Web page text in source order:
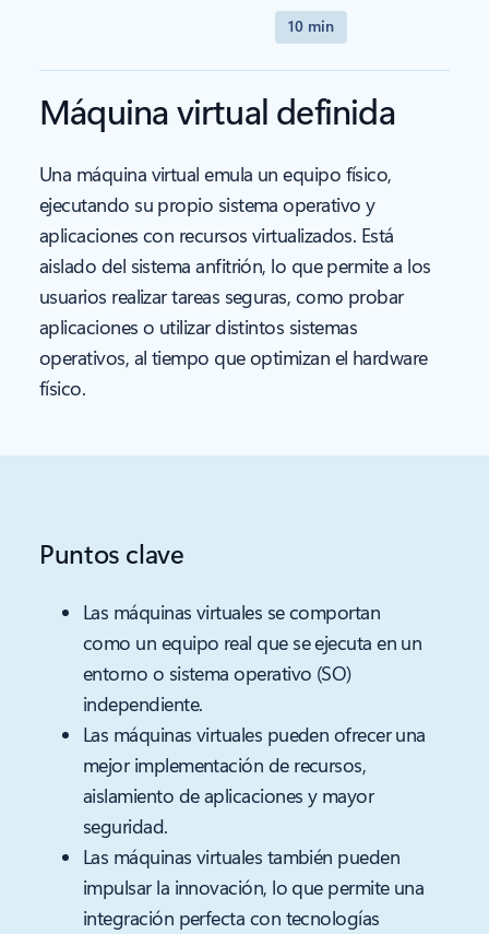
10 min
Máquina virtual definida
Una máquina virtual emula un equipo físico,
ejecutando su propio sistema operativo y
aplicaciones con recursos virtualizados. Está
aislado del sistema anfitrión, lo que permite a los
usuarios realizar tareas seguras, como probar
aplicaciones o utilizar distintos sistemas
operativos, al tiempo que optimizan el hardware
físico.
Puntos clave
Las máquinas virtuales se comportan
como un equipo real que se ejecuta en un
entorno o sistema operativo (SO)
independiente.
Las máquinas virtuales pueden ofrecer una
mejor implementación de recursos,
aislamiento de aplicaciones y mayor
seguridad.
Las máquinas virtuales también pueden
impulsar la innovación, lo que permite una
integración perfecta con tecnologías